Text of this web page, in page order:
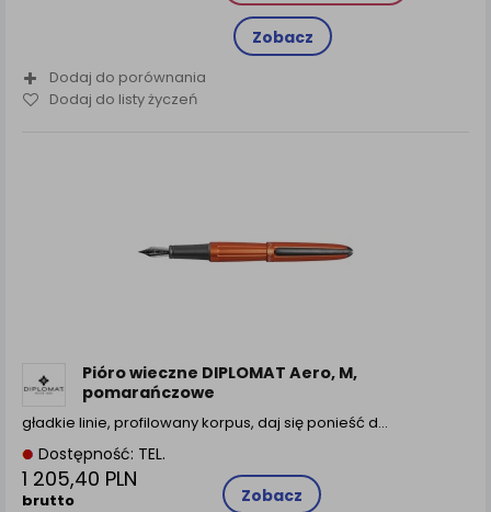
Zobacz
Dodaj do porównania
Dodaj do listy życzeń
Pióro wieczne DIPLOMAT Aero, M,
pomarańczowe
gładkie linie, profilowany korpus, daj się ponieść d...
Dostępność: TEL.
1 205,40 PLN
brutto Zobacz